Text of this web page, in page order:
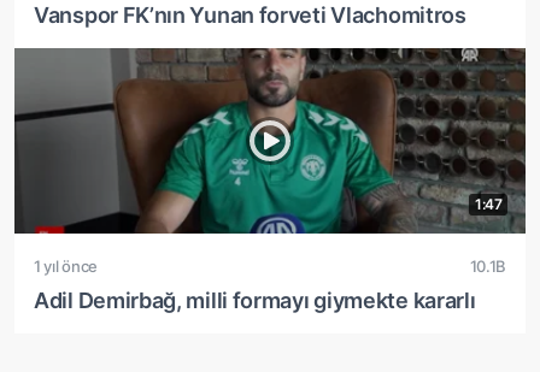
Vanspor FK’nın Yunan forveti Vlachomitros
1:47
1 yıl önce 10.1B
Adil Demirbağ, milli formayı giymekte kararlı